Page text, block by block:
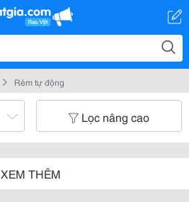
Rèm tự động
Lọc nâng cao
XEM THÊM